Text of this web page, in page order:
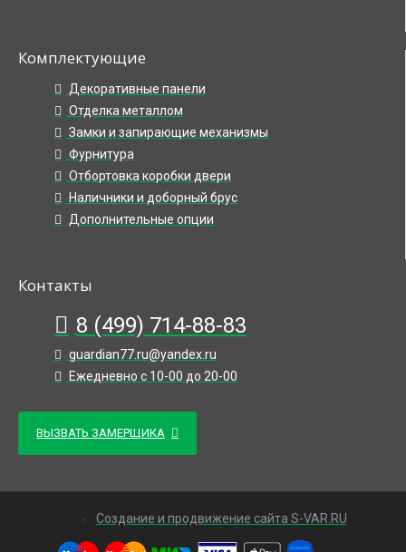
Комплектующие
Декоративные панели
Отделка металлом
Замки и запирающие механизмы
Фурнитура
Отбортовка коробки двери
Наличники и доборный брус
Дополнительные опции
Контакты
8 (499) 714-88-83
guardian77.ru@yandex.ru
Ежедневно с 10-00 до 20-00
ВЫЗВАТЬ ЗАМЕРЩИКА
Создание и продвижение сайта S-VAR.RU